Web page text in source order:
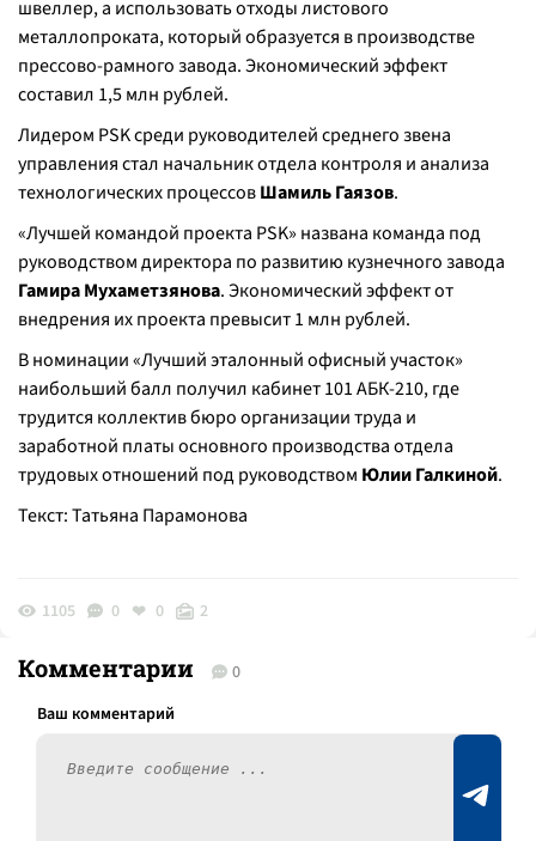
швеллер, а использовать отходы листового
металлопроката, который образуется в производстве
прессово-рамного завода. Экономический эффект
составил 1,5 млн рублей.
Лидером PSK среди руководителей среднего звена
управления стал начальник отдела контроля и анализа
технологических процессовШамиль Гаязов.
«Лучшей командой проекта PSK» названа команда под
руководством директора по развитию кузнечного завода
Гамира Мухаметзянова. Экономический эффект от
внедрения их проекта превысит 1 млн рублей.
В номинации «Лучший эталонный офисный участок»
наибольший балл получил кабинет 101 АБК-210, где
трудится коллектив бюро организации труда и
заработной платы основного производства отдела
трудовых отношений под руководством Юлии Галкиной.
Текст: Татьяна Парамонова
1105 0 0 2
Комментарии 0